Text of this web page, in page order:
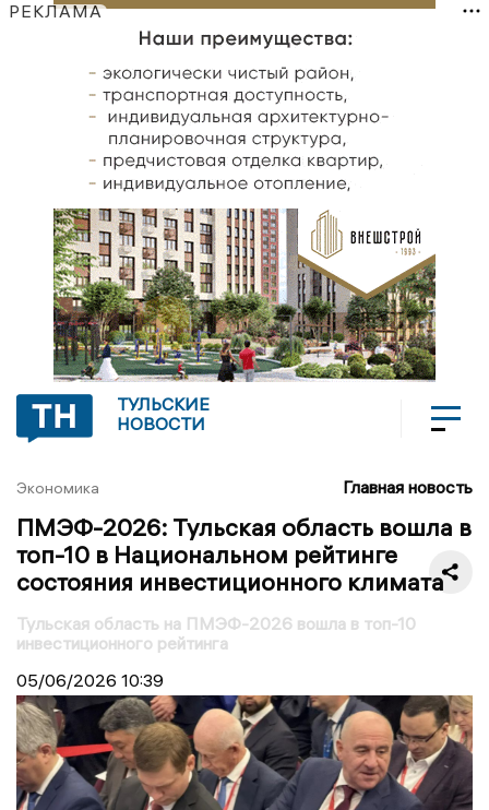
РЕКЛАМА
ТУЛЬСКИЕ
НОВОСТИ
Экономика Главная новость
ПМЭФ-2026: Тульская область вошла в
топ-10 в Национальном рейтинге
состояния инвестиционного климата
Тульская область на ПМЭФ-2026 вошла в топ-10
инвестиционного рейтинга
05/06/2026 10:39